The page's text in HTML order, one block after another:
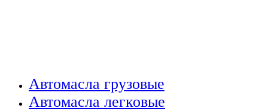
Автомасла грузовые
Автомасла легковые